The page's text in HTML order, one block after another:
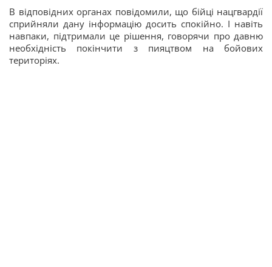
В відповідних органах повідомили, що бійці нацгвардії
сприйняли дану інформацію досить спокійно. І навіть
навпаки, підтримали це рішення, говорячи про давню
необхідність покінчити з пияцтвом на бойових
територіях.